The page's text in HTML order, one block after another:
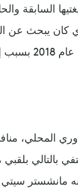
السابقة
كان يبحث عن
المحلي،
بالتالي
مانشستر